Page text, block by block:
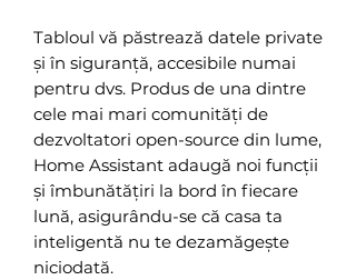
Tabloul vă păstrează datele private
și în siguranță, accesibile numai
pentru dvs. Produs de una dintre
cele mai mari comunități de
dezvoltatori open-source din lume,
Home Assistant adaugă noi funcții
și îmbunătățiri la bord în fiecare
lună, asigurându-se că casa ta
inteligentă nu te dezamăgește
niciodată.